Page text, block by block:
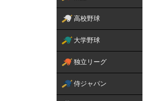
高校野球
大学野球
独立リーグ
侍ジャパン